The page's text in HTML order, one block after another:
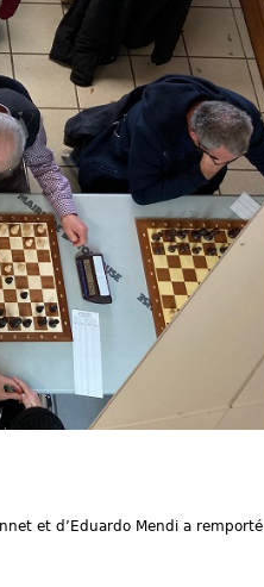
et d’Eduardo Mendi a remporté